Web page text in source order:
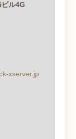
ル4G
xserver.jp